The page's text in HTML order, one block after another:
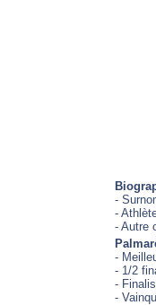
-
-
- Autre
-
- 1/2
-
-